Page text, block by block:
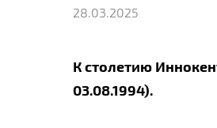
28.03.2025
К столетию
03.08.1994).